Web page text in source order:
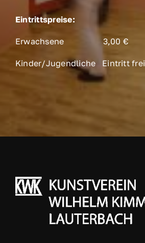
Eintrittspreise:
Erwachsene 3,00 €
Kinder/Jugendliche Eintritt frei